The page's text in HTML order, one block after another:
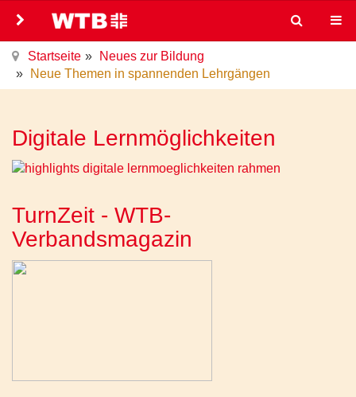
Startseite
Neues zur Bildung
Neue Themen in spannenden Lehrgängen
Digitale Lernmöglichkeiten
TurnZeit - WTB-
Verbandsmagazin